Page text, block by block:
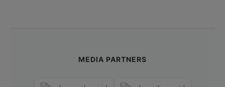
MEDIA PARTNERS